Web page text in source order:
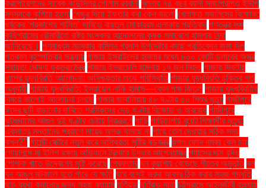
করপোরেশনের সাবেক কাউন্সিলর গোলাম রব্বানী খুলনায় ৭৪ বছর বয়সী সাজাপ্রাপ্ত ইউপি
সদস্যকে কুপিয়ে হত্যা খেজুর দিয়ে ইফতার করা কেন ভালো খেলাফত মজলিসের বিক্ষোভ:
ধর্ষকের ‘প্রকাশ্যে শাস্তি’ দাবিতে বায়তুল মোকাররম এলাকায় প্রতিবাদ গণতন্ত্র মঞ্চ
কুড়িগ্রামের রৌমারীতে রাষ্ট্র সংস্কার আন্দোলনের কৃষক সমাবেশে হামলার নিন্দা
জানিয়েছে। গণমাধ্যম সংস্কার কমিশন প্রধান উপদেষ্টার কাছে প্রতিবেদন জমা দিল
গতকাল বৃহস্পতিবার সন্ধ্যায় গাজায় ইসরাইলের হামলার মধ্যে ৮০০ কোটি ডলারের অস্ত্র
সহায়তা ঘোষণা যুক্তরাষ্ট্রের গাজায় ইসরায়েলি হামলায় ১৭ জন নিহত গাজায় দ্বিতীয়
ধাপের যুদ্ধবিরতি আলোচনা: অনিশ্চয়তার মাঝে পরিস্থিতি গাজায় যুদ্ধবিরতি চুক্তির শর্ত
অনুযায়ী গাজায় যুদ্ধবিরতি: ইসরায়েল নাকি হামাস—কোন পক্ষ জিতল গাজায় যুদ্ধবিরতির
বিষয়ে ভালোই আলোচনা চলছে গাজার জাবালিয়ায় ৪৮ ঘণ্টায় ৫০ শিশুর মৃত্যু গাজীপুরে
ঈদের ছুটি বাড়ানোর দাবিতে শ্রমিকদের দেড় ঘণ্টার বিক্ষোভ ও অবরোধ গাজীপুরে
ঝুটগুদামের আগুন দুই ঘণ্টার চেষ্টায় নিয়ন্ত্রণে গাড়ি গাড়িচাপায় বুয়েট শিক্ষার্থীর মৃত্যু:
একমাত্র সন্তানের প্রয়াণে মায়ের অশ্রু থামছে না গায়ে তেল দেওয়ার সঠিক সময়
কখন?" গার্মেন্ট সেক্টরে নতুন করে অস্থিরতা সৃষ্টির ষড়যন্ত্র গুগল ফোন নম্বর কেন চায়
গোয়ালন্দে মা ইলিশ রক্ষায় অভিযানে ট্রলারে উদ্ধার আগ্নেয়াস্ত্র গ্যাসের দাম বৃদ্ধি
পোশাক খাতে উদ্বেগের সৃষ্টি করেছে গ্রেফতার ঘন কুয়াশায় বেড়েছে শীতের অনুভূতি ঘন
ঘন আঙুল মটকালে হতে পারে যে ক্ষতি ঘরে বসেই ভ্রুর আকার ঠিক করার সহজ পদ্ধতি
ঘাড় ব্যথা কমানোর জন্য সহজ ব্যায়াম ঘূর্ণিঝড় ঘূর্ণিঝড় দানা চট্টগ্রামে আইনজীবী হত্যায়